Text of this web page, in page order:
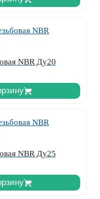
NBR Ду20
NBR Ду25